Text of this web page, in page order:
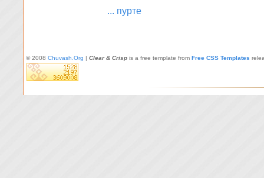
... пурте
© 2008 Chuvash.Org | Clear & Crisp is a free template from Free CSS Templates